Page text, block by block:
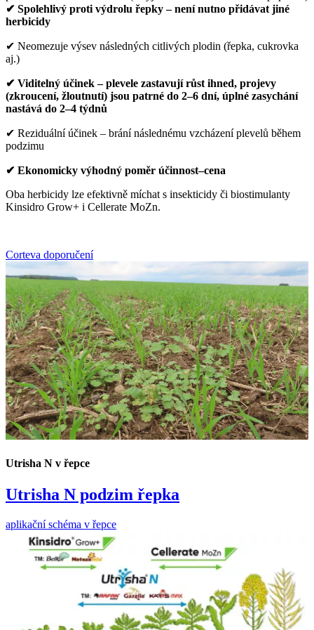
✔ Spolehlivý proti výdrolu řepky – není nutno přidávat jiné
herbicidy
✔ Neomezuje výsev následných citlivých plodin (řepka, cukrovka
aj.)
✔ Viditelný účinek – plevele zastavují růst ihned, projevy
(zkroucení, žloutnutí) jsou patrné do 2–6 dní, úplné zasychání
nastává do 2–4 týdnů
✔ Reziduální účinek – brání následnému vzcházení plevelů během
podzimu
✔ Ekonomicky výhodný poměr účinnost–cena
Oba herbicidy lze efektivně míchat s insekticidy či biostimulanty
Kinsidro Grow+ i Cellerate MoZn.
Corteva doporučení
Utrisha N v řepce
Utrisha N podzim řepka
aplikační schéma v řepce